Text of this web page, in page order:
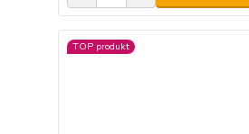
TOP produkt